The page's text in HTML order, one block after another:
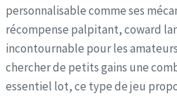
personnalisable comme ses
récompense palpitant, coward
incontournable pour les
chercher de petits gains une
essentiel lot, ce type de jeu